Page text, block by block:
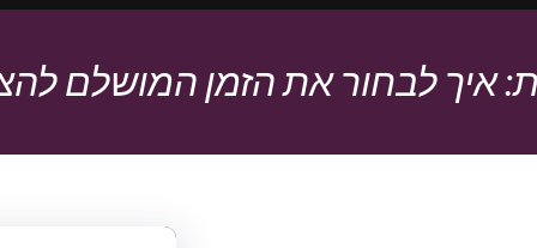
איך לבחור את הזמן המושלם